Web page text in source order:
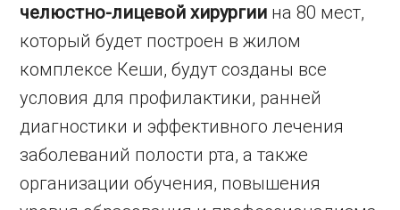
челюстно-лицевой хирургии на 80 мест,
который будет построен в жилом
комплексе Кеши, будут созданы все
условия для профилактики, ранней
диагностики и эффективного лечения
заболеваний полости рта, а также
организации обучения, повышения